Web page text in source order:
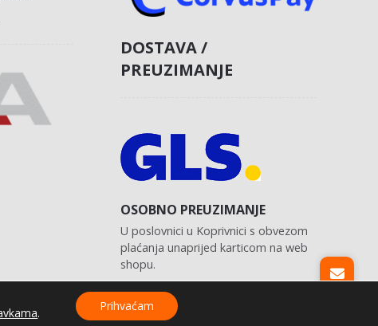
DOSTAVA /
PREUZIMANJE
OSOBNO PREUZIMANJE
U poslovnici u Koprivnici s obvezom
plaćanja unaprijed karticom na web
shopu.
. Prihvaćam